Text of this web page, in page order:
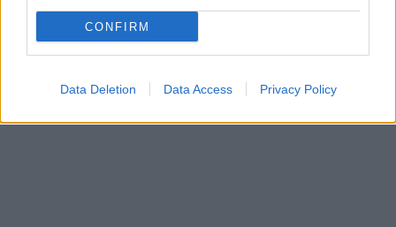
CONFIRM
Data Deletion Data Access Privacy Policy